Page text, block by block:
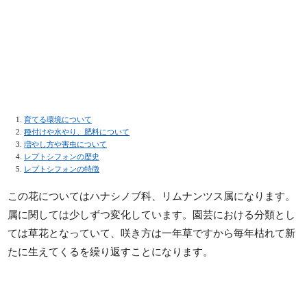
育てる環境について
種付けや水やり、肥料について
増やし方や害虫について
レプトシフォンの歴史
レプトシフォンの特徴
この花についてはハナシノブ科、リムナンツス属になります。
属に関しては少しずつ変化しています。園芸における分類とし
ては草花となっていて、咲き方は一年草ですから毎年枯れて新
たに生えてくるを繰り返すことになります。